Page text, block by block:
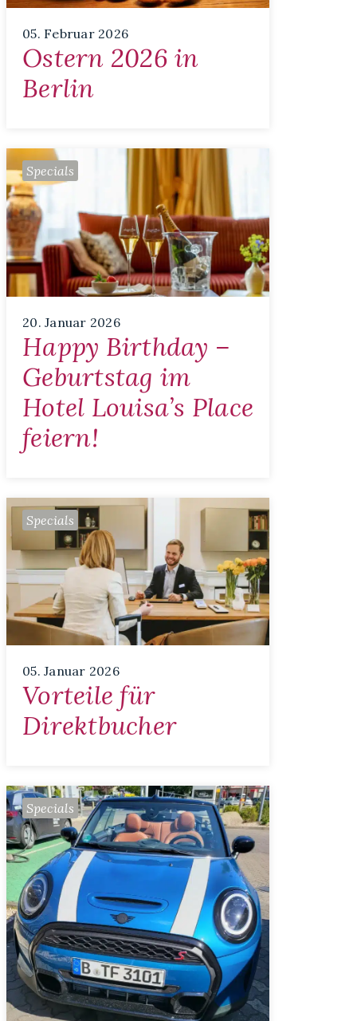
05. Februar 2026
Ostern 2026 in
Berlin
20. Januar 2026
Happy Birthday –
Geburtstag im
Hotel Louisa’s Place
feiern!
Specials
05. Januar 2026
Vorteile für
Direktbucher
Specials
Specials